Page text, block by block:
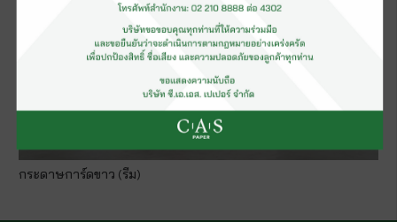
กระดาษการ์ดขาว (รีม)